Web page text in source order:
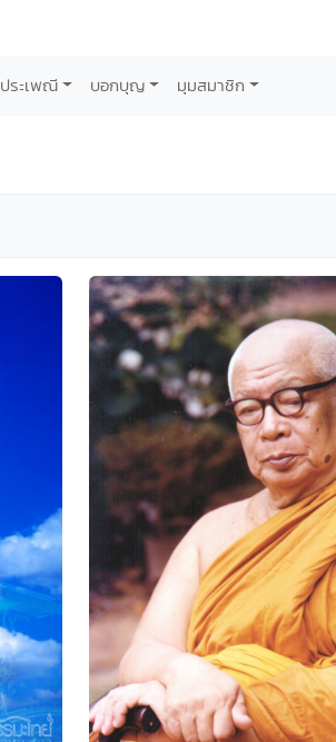
ประเพณี บอกบุญ มุมสมาชิก